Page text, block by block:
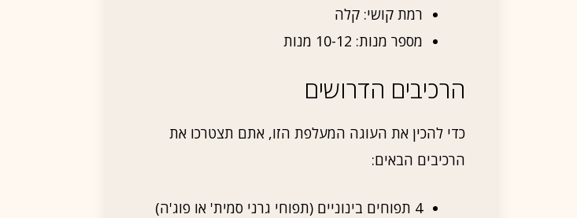
רמת קושי: קלה
מספר מנות: 10-12 מנות
הרכיבים הדרושים
כדי להכין את העוגה המעלפת הזו, אתם תצטרכו את
הרכיבים הבאים:
4 תפוחים בינוניים (תפוחי גרני סמית' או פוג'ה)